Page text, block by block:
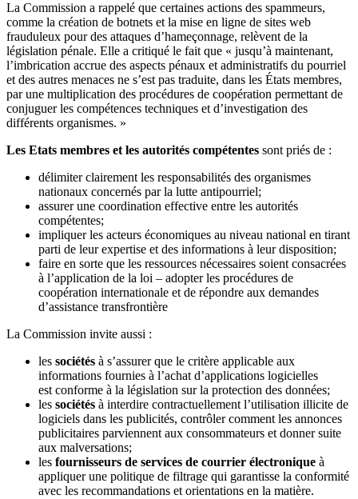
La Commission a rappelé que certaines actions des spammeurs,
comme la création de botnets et la mise en ligne de sites web
frauduleux pour des attaques d’hameçonnage, relèvent de la
législation pénale. Elle a critiqué le fait que « jusqu’à maintenant,
l’imbrication accrue des aspects pénaux et administratifs du pourriel
et des autres menaces ne s’est pas traduite, dans les États membres,
par une multiplication des procédures de coopération permettant de
conjuguer les compétences techniques et d’investigation des
différents organismes. »
Les Etats membres et les autorités compétentes sont priés de :
délimiter clairement les responsabilités des organismes
nationaux concernés par la lutte antipourriel;
assurer une coordination effective entre les autorités
compétentes;
impliquer les acteurs économiques au niveau national en tirant
parti de leur expertise et des informations à leur disposition;
faire en sorte que les ressources nécessaires soient consacrées
à l’application de la loi – adopter les procédures de
coopération internationale et de répondre aux demandes
d’assistance transfrontière
La Commission invite aussi :
les sociétés à s’assurer que le critère applicable aux
informations fournies à l’achat d’applications logicielles
est conforme à la législation sur la protection des données;
les sociétés à interdire contractuellement l’utilisation illicite de
logiciels dans les publicités, contrôler comment les annonces
publicitaires parviennent aux consommateurs et donner suite
aux malversations;
les fournisseurs de services de courrier électronique à
appliquer une politique de filtrage qui garantisse la conformité
avec les recommandations et orientations en la matière.